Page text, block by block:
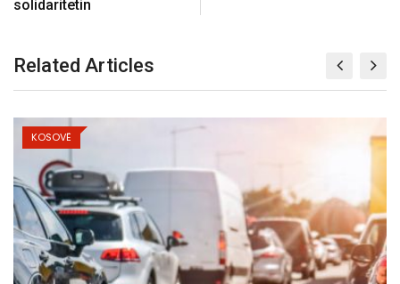
solidaritetin
Related Articles
KOSOVË